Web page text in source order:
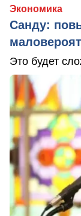
Экономика
Санду:
Это будет